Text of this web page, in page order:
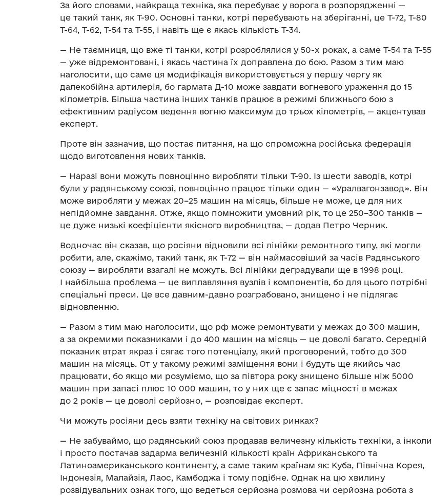
За його словами, найкраща техніка, яка перебуває у ворога в розпорядженні —
це такий танк, як Т-90. Основні танки, котрі перебувають на зберіганні, це Т-72, Т-80
Т-64, Т-62, Т-54 та Т-55, і навіть ще є якась кількість Т-34.
— Не таємниця, що вже ті танки, котрі розроблялися у 50-х роках, а саме Т-54 та Т-55
— уже відремонтовані, і якась частина їх доправлена до бою. Разом з тим маю
наголосити, що саме ця модифікація використовується у першу чергу як
далекобійна артилерія, бо гармата Д-10 може завдати вогневого ураження до 15
кілометрів. Більша частина інших танків працює в режимі ближнього бою з
ефективним радіусом ведення вогню максимум до трьох кілометрів, — акцентував
експерт.
Проте він зазначив, що постає питання, на що спроможна російська федерація
щодо виготовлення нових танків.
— Наразі вони можуть повноцінно виробляти тільки Т-90. Із шести заводів, котрі
були у радянському союзі, повноцінно працює тільки один — «Уралвагонзавод». Він
може виробляти у межах 20–25 машин на місяць, більше не може, це для них
непідйомне завдання. Отже, якщо помножити умовний рік, то це 250–300 танків —
це дуже низькі коефіцієнти якісного виробництва, — додав Петро Черник.
Водночас він сказав, що росіяни відновили всі лінійки ремонтного типу, які могли
робити, але, скажімо, такий танк, як Т-72 — він наймасовіший за часів Радянського
союзу — виробляти взагалі не можуть. Всі лінійки деградували ще в 1998 році.
І найбільша проблема — це виплавляння вузлів і компонентів, бо для цього потрібні
спеціальні преси. Це все давним-давно розграбовано, знищено і не підлягає
відновленню.
— Разом з тим маю наголосити, що рф може ремонтувати у межах до 300 машин,
а за окремими показниками і до 400 машин на місяць — це доволі багато. Середній
показник втрат якраз і сягає того потенціалу, який проговорений, тобто до 300
машин на місяць. От у такому режимі заміщення вони і будуть ще якийсь час
працювати, бо якщо ми розуміємо, що за півтора року знищено більше ніж 5000
машин при запасі плюс 10 000 машин, то у них ще є запас міцності в межах
до 2 років — це доволі серйозно, — розповідає експерт.
Чи можуть росіяни десь взяти техніку на світових ринках?
— Не забуваймо, що радянський союз продавав величезну кількість техніки, а інколи
і просто постачав задарма величезній кількості країн Африканського та
Латиноамериканського континенту, а саме таким країнам як: Куба, Північна Корея,
Індонезія, Малайзія, Лаос, Камбоджа і тому подібне. Однак на цю хвилину
розвідувальних ознак того, що ведеться серйозна розмова чи серйозна робота з